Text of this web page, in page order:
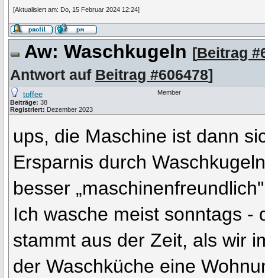
[Aktualisiert am: Do, 15 Februar 2024 12:24]
Aw: Waschkugeln [Beitrag
Antwort auf Beitrag #606478]
toffee
Beiträge: 38
Registriert: Dezember 2023
Member
ups, die Maschine ist dann
Ersparnis durch
besser
Ich wasche meist sonntags -
stammt aus der Zeit, als wir
der Waschküche eine